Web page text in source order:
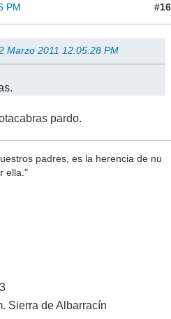
PM #16
Marzo 2011 12:05:28 PM
pardo.
padres, es la herencia de nu
ella."
Sierra de Albarracín